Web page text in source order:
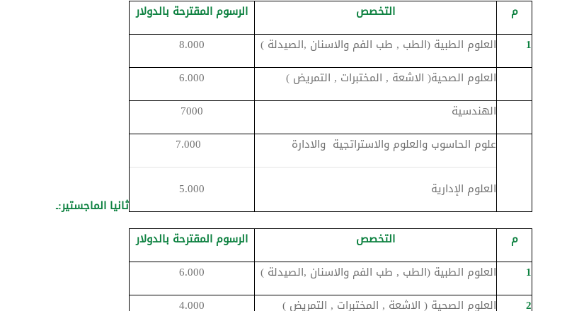
م
التخصص
الرسوم المقترحة بالدولار
1
العلوم الطبية (الطب , طب الفم والاسنان ,الصيدلة )
8.000
العلوم الصحية( الاشعة , المختبرات , التمريض )
6.000
الهندسية
7000
علوم الحاسوب والعلوم والاستراتجية والادارة
العلوم الإدارية
5.000
ثانيا الماجستير:ـ
م
التخصص
الرسوم المقترحة بالدولار
1
العلوم الطبية (الطب , طب الفم والاسنان ,الصيدلة )
6.000
2
العلوم الصحية ( الاشعة , المختبرات , التمريض )
4.000